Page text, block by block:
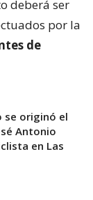
deberá ser
por la
de
se originó el
Antonio
en Las